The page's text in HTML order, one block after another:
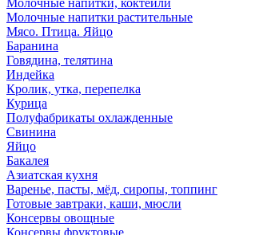
Молочные напитки, коктейли
Молочные напитки растительные
Мясо. Птица. Яйцо
Баранина
Говядина, телятина
Индейка
Кролик, утка, перепелка
Курица
Полуфабрикаты охлажденные
Свинина
Яйцо
Бакалея
Азиатская кухня
Варенье, пасты, мёд, сиропы, топпинг
Готовые завтраки, каши, мюсли
Консервы овощные
Консервы фруктовые